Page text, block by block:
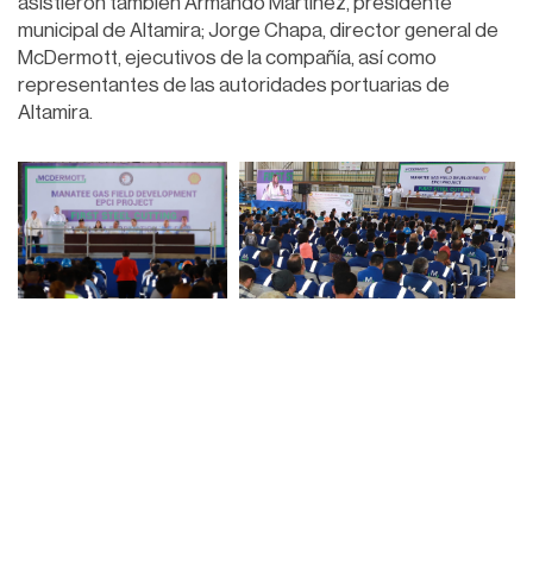
municipal de Altamira; Jorge Chapa, director general de
McDermott, ejecutivos de la compañía, así como
representantes de las autoridades portuarias de
Altamira.